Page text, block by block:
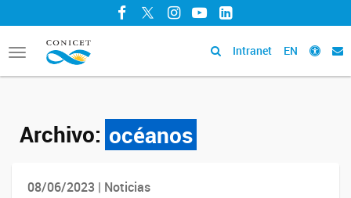
Facebook
TwitterInstagram
YouTubeLinkedIn
Toggle
navigation
Intranet EN
Archivo: océanos
08/06/2023 | Noticias